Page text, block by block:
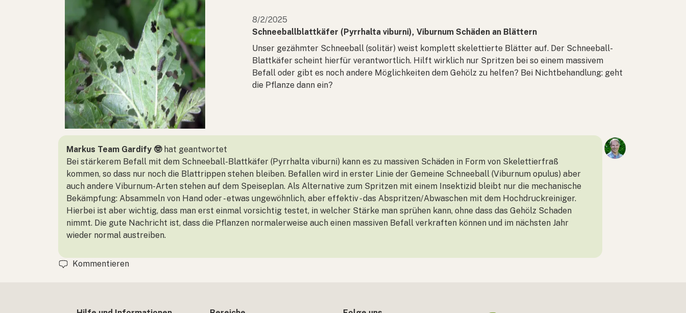
8/2/2025
Schneeballblattkäfer (Pyrrhalta viburni), Viburnum Schäden an Blättern
Unser gezähmter Schneeball (solitär) weist komplett skelettierte Blätter auf. Der Schneeball-
Blattkäfer scheint hierfür verantwortlich. Hilft wirklich nur Spritzen bei so einem massivem
Befall oder gibt es noch andere Möglichkeiten dem Gehölz zu helfen? Bei Nichtbehandlung: geht
die Pflanze dann ein?
Markus Team Gardify 🤓hat geantwortet
Bei stärkerem Befall mit dem Schneeball-Blattkäfer (Pyrrhalta viburni) kann es zu massiven Schäden in Form von Skelettierfraß
kommen, so dass nur noch die Blattrippen stehen bleiben. Befallen wird in erster Linie der Gemeine Schneeball (Viburnum opulus) aber
auch andere Viburnum-Arten stehen auf dem Speiseplan. Als Alternative zum Spritzen mit einem Insektizid bleibt nur die mechanische
Bekämpfung: Absammeln von Hand oder - etwas ungewöhnlich, aber effektiv - das Abspritzen/Abwaschen mit dem Hochdruckreiniger.
Hierbei ist aber wichtig, dass man erst einmal vorsichtig testet, in welcher Stärke man sprühen kann, ohne dass das Gehölz Schaden
nimmt. Die gute Nachricht ist, dass die Pflanzen normalerweise auch einen massiven Befall verkraften können und im nächsten Jahr
wieder normal austreiben.
Kommentieren